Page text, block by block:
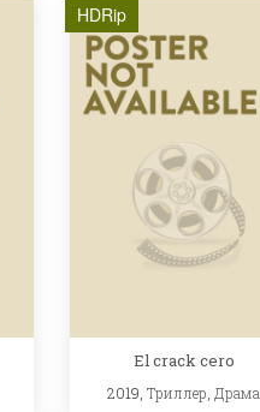
HDRip
El crack cero
2019, Триллер Драма